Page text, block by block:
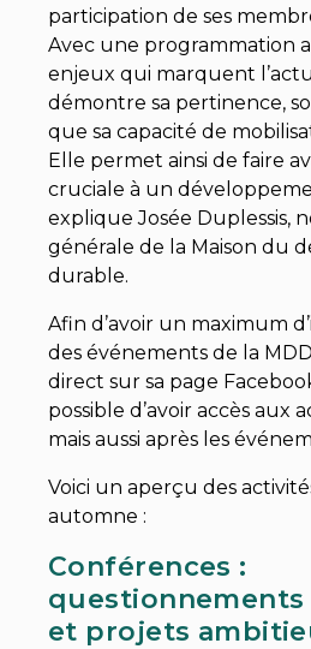
participation de ses
Avec une programmation
enjeux qui marquent
démontre sa pertinence,
que sa capacité de
Elle permet ainsi de faire
cruciale à un
explique Josée Duplessis,
générale de la Maison du
durable.
Afin d’avoir un maximum
des événements de la
direct sur sa page
possible d’avoir accès aux
mais aussi après les
Voici un aperçu des
automne :
Conférences :
questionnements
et projets